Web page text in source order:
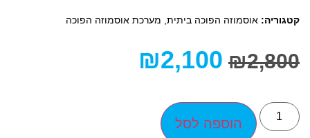
קטגוריה: אוסמוזה הפוכה ביתית מערכת אוסמוזה הפוכה
₪2,800
₪2,100
הוספה לסל